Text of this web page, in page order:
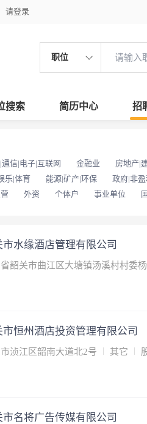
请登录
职位
搜索 简历中心 招
通信|电子|互联网 金融业 房地产|
乐|体育
能源|矿产|环保 政府|非
外资 个体户 事业单位
市水缘酒店管理有限公司
韶关市曲江区大塘镇汤溪村村委
市恒州酒店投资管理有限公司
浈江区韶南大道北2号 其它
市名将广告传媒有限公司